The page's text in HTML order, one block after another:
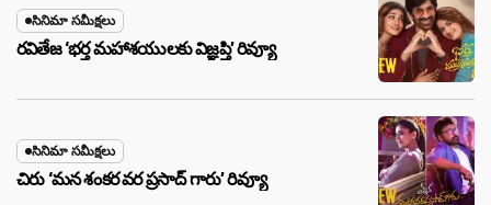
సినిమా సమీక్షలు
రవితేజ ‘భర్త మహాశయులకు విజ్ఞప్తి’ రివ్యూ
సినిమా సమీక్షలు
చిరు ‘మ‌న శంక‌ర వ‌ర ప్ర‌సాద్ గారు’ రివ్యూ